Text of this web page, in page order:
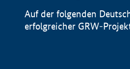
Auf der folgenden
erfolgreicher GRW-